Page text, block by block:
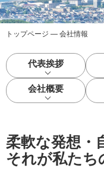
トップページ —会社情報
代表挨拶
会社概要
柔軟な発想・
それが私たち